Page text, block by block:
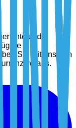
und
Sie mit unseren
voraus.